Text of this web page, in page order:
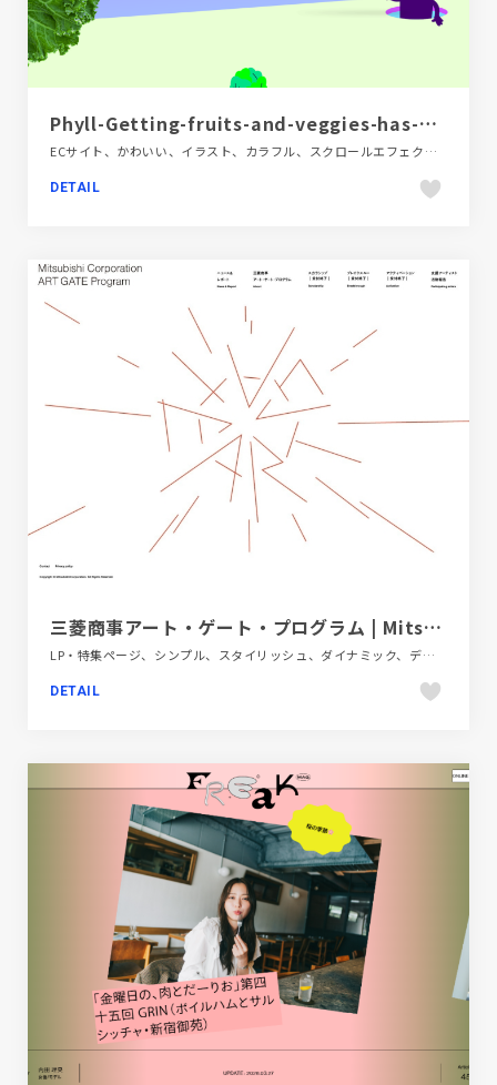
Phyll-Getting-fruits-and-veggies-has-never-been-easier!
ECサイト、かわいい、イラスト、カラフル、スクロールエフェクト、ポップ、モーション多め、商品紹介、海外サイト、飲料・食品
DETAIL
三菱商事アート・ゲート・プログラム | Mitsubishi Corporation Art Gate Program（MCAGP）
LP・特集ページ、シンプル、スタイリッシュ、ダイナミック、デザイン・アート・音楽・文芸、ホワイト系、ポップ、モーション多め、レッド系
DETAIL